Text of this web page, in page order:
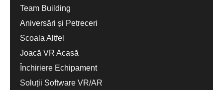
Team Building
Aniversări și Petreceri
Scoala Altfel
Joacă VR Acasă
Închiriere Echipament
Soluții Software VR/AR